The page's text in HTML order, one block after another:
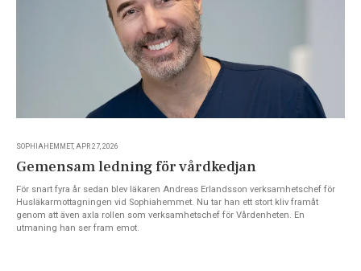
SOPHIAHEMMET, APR 27, 2026
Gemensam ledning för vårdkedjan
För snart fyra år sedan blev läkaren Andreas Erlandsson verksamhetschef för
Husläkarmottagningen vid Sophiahemmet. Nu tar han ett stort kliv framåt
genom att även axla rollen som verksamhetschef för Vårdenheten. En
utmaning han ser fram emot.